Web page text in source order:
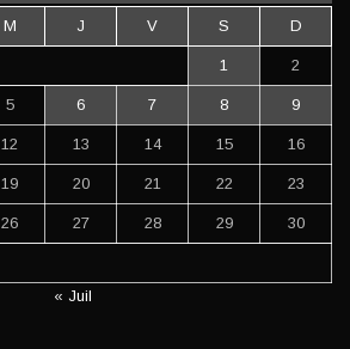
M J V S D
1 2
5 6 7 8 9
12 13 14 15 16
19 20 21 22 23
26 27 28 29 30
« Juil